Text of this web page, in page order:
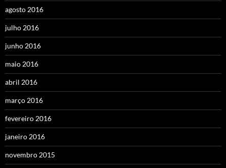
agosto 2016
julho 2016
junho 2016
maio 2016
abril 2016
março 2016
fevereiro 2016
janeiro 2016
novembro 2015